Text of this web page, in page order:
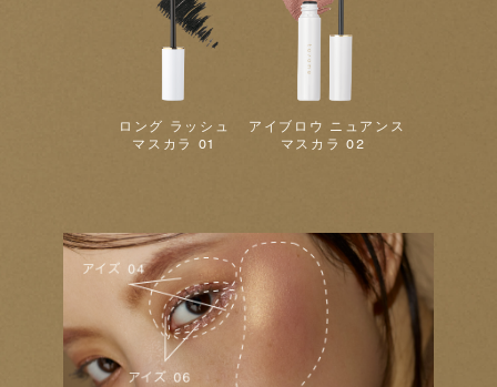
ロング ラッシュ
マスカラ 01
アイブロウ ニュアンス
マスカラ 02